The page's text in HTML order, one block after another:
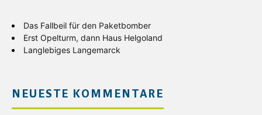
Das Fallbeil für den Paketbomber
Erst Opelturm, dann Haus Helgoland
Langlebiges Langemarck
NEUESTE KOMMENTARE